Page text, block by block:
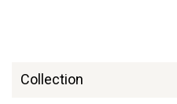
Collection